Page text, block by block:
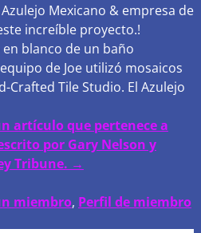
Mexicano & empresa de
increíble proyecto.!
blanco de un baño
de Joe utilizó mosaicos
Crafted Tile Studio. El Azulejo
artículo que pertenece a
por Gary Nelson y
Tribune. →
miembro, Perfil de miembro